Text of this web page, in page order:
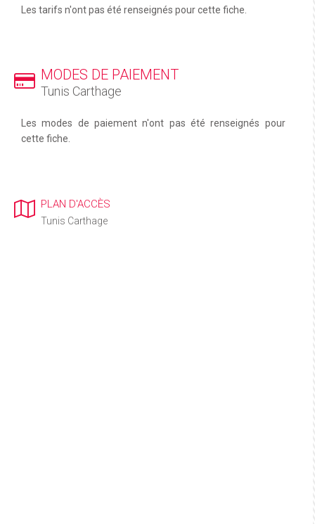
Les tarifs n'ont pas été renseignés pour cette fiche.
MODES DE PAIEMENT
Tunis Carthage
Les modes de paiement n'ont pas été renseignés pour
cette fiche.
PLAN D'ACCÈS
Tunis Carthage